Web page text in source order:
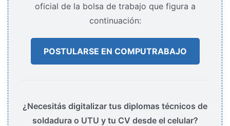
oficial de la bolsa de trabajo que figura a
continuación:
POSTULARSE EN COMPUTRABAJO
¿Necesitás digitalizar tus diplomas técnicos de
soldadura o UTU y tu CV desde el celular?